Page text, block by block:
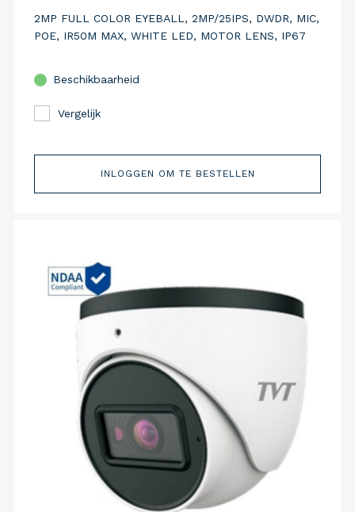
2MP FULL COLOR EYEBALL, 2MP/25IPS, DWDR, MIC,
POE, IR50M MAX, WHITE LED, MOTOR LENS, IP67
Beschikbaarheid
Vergelijk
INLOGGEN OM TE BESTELLEN